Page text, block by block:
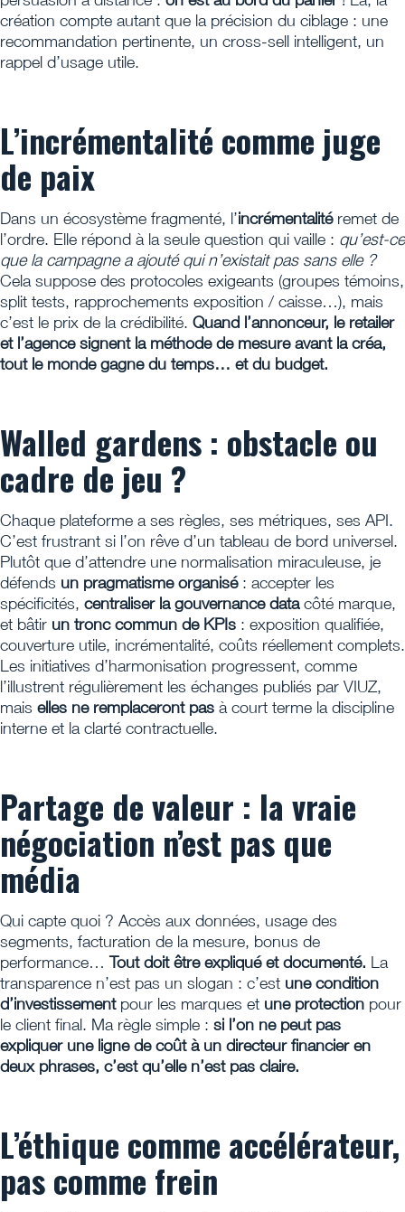
création compte autant que la précision du ciblage : une
recommandation pertinente, un cross-sell intelligent, un
rappel d’usage utile.
L’incrémentalité comme juge
de paix
Dans un écosystème fragmenté, l’incrémentalitéremet de
l’ordre. Elle répond à la seule question qui vaille : qu’est-ce
que la campagne a ajouté qui n’existait pas sans elle ?
Cela suppose des protocoles exigeants (groupes témoins,
split tests, rapprochements exposition / caisse…), mais
c’est le prix de la crédibilité. Quand l’annonceur, le retailer
et l’agence signent la méthode de mesure avant la créa,
tout le monde gagne du temps… et du budget.
Walled gardens : obstacle ou
cadre de jeu ?
Chaque plateforme a ses règles, ses métriques, ses API.
C’est frustrant si l’on rêve d’un tableau de bord universel.
Plutôt que d’attendre une normalisation miraculeuse, je
défends un pragmatisme organisé: accepter les
spécificités, centraliser la gouvernance datacôté marque,
et bâtir un tronc commun de KPIs : exposition qualifiée,
couverture utile, incrémentalité, coûts réellement complets.
Les initiatives d’harmonisation progressent, comme
l’illustrent régulièrement les échanges publiés par VIUZ,
mais elles ne remplaceront pas à court terme la discipline
interne et la clarté contractuelle.
Partage de valeur : la vraie
négociation n’est pas que
média
Qui capte quoi ? Accès aux données, usage des
segments, facturation de la mesure, bonus de
performance… Tout doit être expliqué et documenté. La
transparence n’est pas un slogan : c’est une condition
d’investissementpour les marques et une protection pour
le client final. Ma règle simple : si l’on ne peut pas
expliquer une ligne de coût à un directeur financier en
deux phrases, c’est qu’elle n’est pas claire.
L’éthique comme accélérateur,
pas comme frein